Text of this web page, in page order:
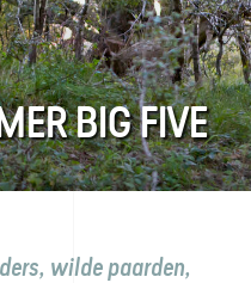
BIG FIVE
wilde paarden,